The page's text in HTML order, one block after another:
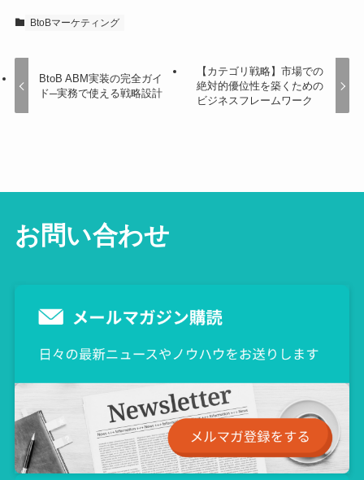
BtoBマーケティング
BtoB ABM実装の完全ガイ
ド─実務で使える戦略設計
【カテゴリ戦略】市場での
絶対的優位性を築くための
ビジネスフレームワーク
お問い合わせ